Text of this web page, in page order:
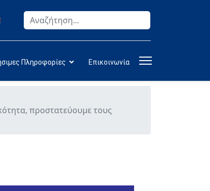
Αναζήτηση
Πληροφορίες Επικοινωνία
προστατεύουμε τους